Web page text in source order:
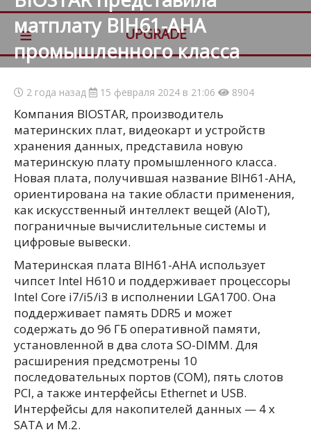
≡ UPGRADE
матплату BIH61-AHA
промышленного класса
2 года назад 15 февраля 2024 в 21:06 8904
Компания BIOSTAR, производитель
материнских плат, видеокарт и устройств
хранения данных, представила новую
материнскую плату промышленного класса.
Новая плата, получившая название BIH61-AHA,
ориентирована на такие области применения,
как искусственный интеллект вещей (AIoT),
пограничные вычислительные системы и
цифровые вывески.
Материнская плата BIH61-AHA использует
чипсет Intel H610 и поддерживает процессоры
Intel Core i7/i5/i3 в исполнении LGA1700. Она
поддерживает память DDR5 и может
содержать до 96 ГБ оперативной памяти,
установленной в два слота SO-DIMM. Для
расширения предсмотрены 10
последовательных портов (COM), пять слотов
PCI, а также интерфейсы Ethernet и USB.
Интерфейсы для накопителей данных — 4 x
SATA и M.2.